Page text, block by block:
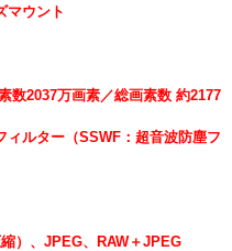
マウント
数2037万画素／総画素数 約2177
ィルター（SSWF：超音波防塵フ
）、JPEG、RAW＋JPEG